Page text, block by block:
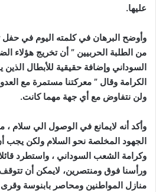
عليها.
وأوضح البرهان في كلمته اليوم في حفل
من الطلبة الحربيين ” أن تخريج هؤلاء
السوداني وإضافة حقيقية للأبطال
الكرامة وقال ” معركتنا مستمرة مع
ولن نتفاوض مع أي جهة مهما كانت.
وأكد أنه لايمانع في الوصول الي سلام ،
الجهود المخلصة نحو السلام ولكن
وكرامة الشعب السوداني ، واستطرد
ورأسنا فوق ومنتصرين، لايمكن أن
منازل المواطنين ومحاصر بابنوسة وقرى